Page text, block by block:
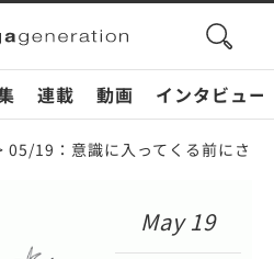
search
連載 動画 インタビュー
05/19：意識に入ってくる前にさっ
May 19